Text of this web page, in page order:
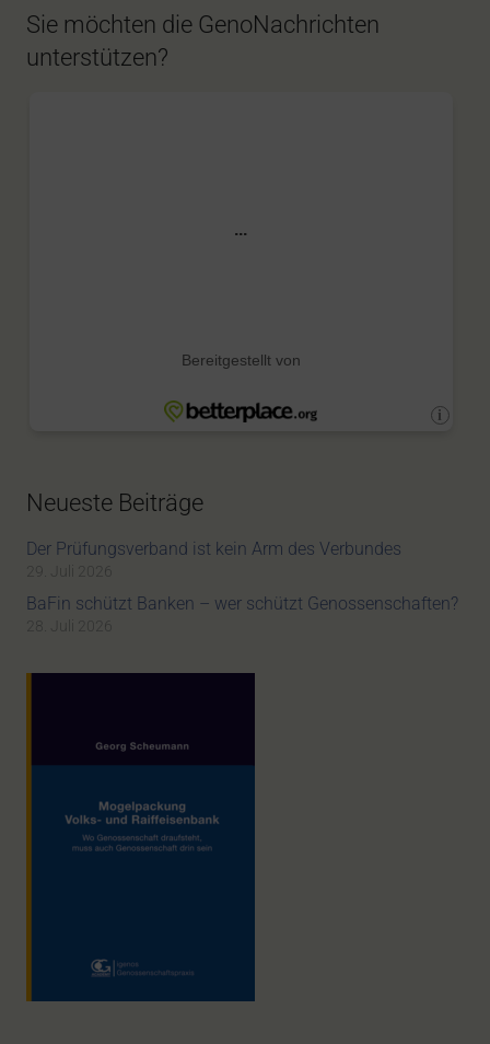
Sie möchten die GenoNachrichten
unterstützen?
Neueste Beiträge
Der Prüfungsverband ist kein Arm des Verbundes
29. Juli 2026
BaFin schützt Banken – wer schützt Genossenschaften?
28. Juli 2026